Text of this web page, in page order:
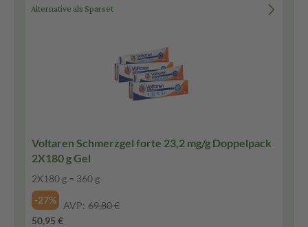
Alternative als Sparset
Voltaren Schmerzgel forte 23,2 mg/g Doppelpack
2X180 g Gel
2X180 g = 360 g
-27%
AVP: 69,80 €
50,95 €